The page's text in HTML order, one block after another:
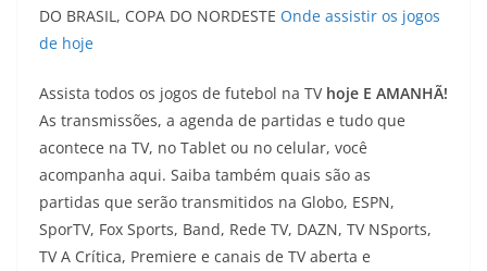
DO BRASIL, COPA DO NORDESTE Onde assistir os jogos
de hoje
Assista todos os jogos de futebol na TV hoje E AMANHÃ!
As transmissões, a agenda de partidas e tudo que
acontece na TV, no Tablet ou no celular, você
acompanha aqui. Saiba também quais são as
partidas que serão transmitidos na Globo, ESPN,
SporTV, Fox Sports, Band, Rede TV, DAZN, TV NSports,
TV A Crítica, Premiere e canais de TV aberta e